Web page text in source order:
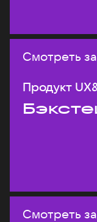
Смотреть
Продукт
Смотреть